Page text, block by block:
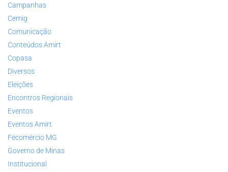
Campanhas
Cemig
Comunicação
Conteúdos Amirt
Copasa
Diversos
Eleições
Encontros Regionais
Eventos
Eventos Amirt
Fecomércio MG
Governo de Minas
Institucional